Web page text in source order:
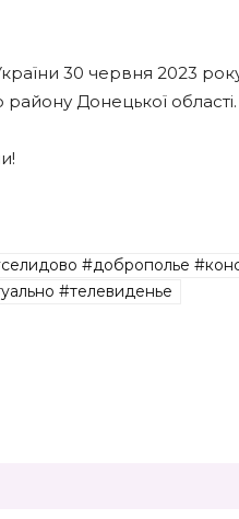
30 червня 2023
Донецької області.
#доброполье
#телевиденье